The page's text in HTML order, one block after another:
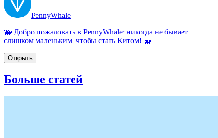
PennyWhale
🐳 Добро пожаловать в PennyWhale: никогда не бывает
слишком маленьким, чтобы стать Китом! 🐳
Открыть
Больше статей